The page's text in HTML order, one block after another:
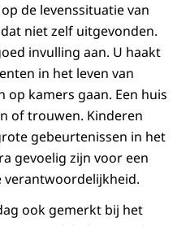
de levenssituatievan
niet zelf uitgevonden.
invulling aan. U haakt
in het leven van
op kamers gaan. Een huis
of trouwen. Kinderen
gebeurtenissen in het
gevoelig zijn voor een
verantwoordelijkheid.
ook gemerkt bij het